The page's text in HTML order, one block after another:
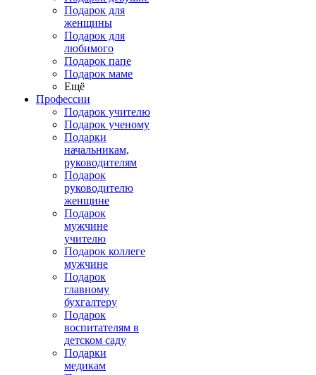
Подарок для
женщины
Подарок для
любимого
Подарок папе
Подарок маме
Ещё
Профессии
Подарок учителю
Подарок ученому
Подарки
начальникам,
руководителям
Подарок
руководителю
женщине
Подарок
мужчине
учителю
Подарок коллеге
мужчине
Подарок
главному
бухгалтеру
Подарок
воспитателям в
детском саду
Подарки
медикам